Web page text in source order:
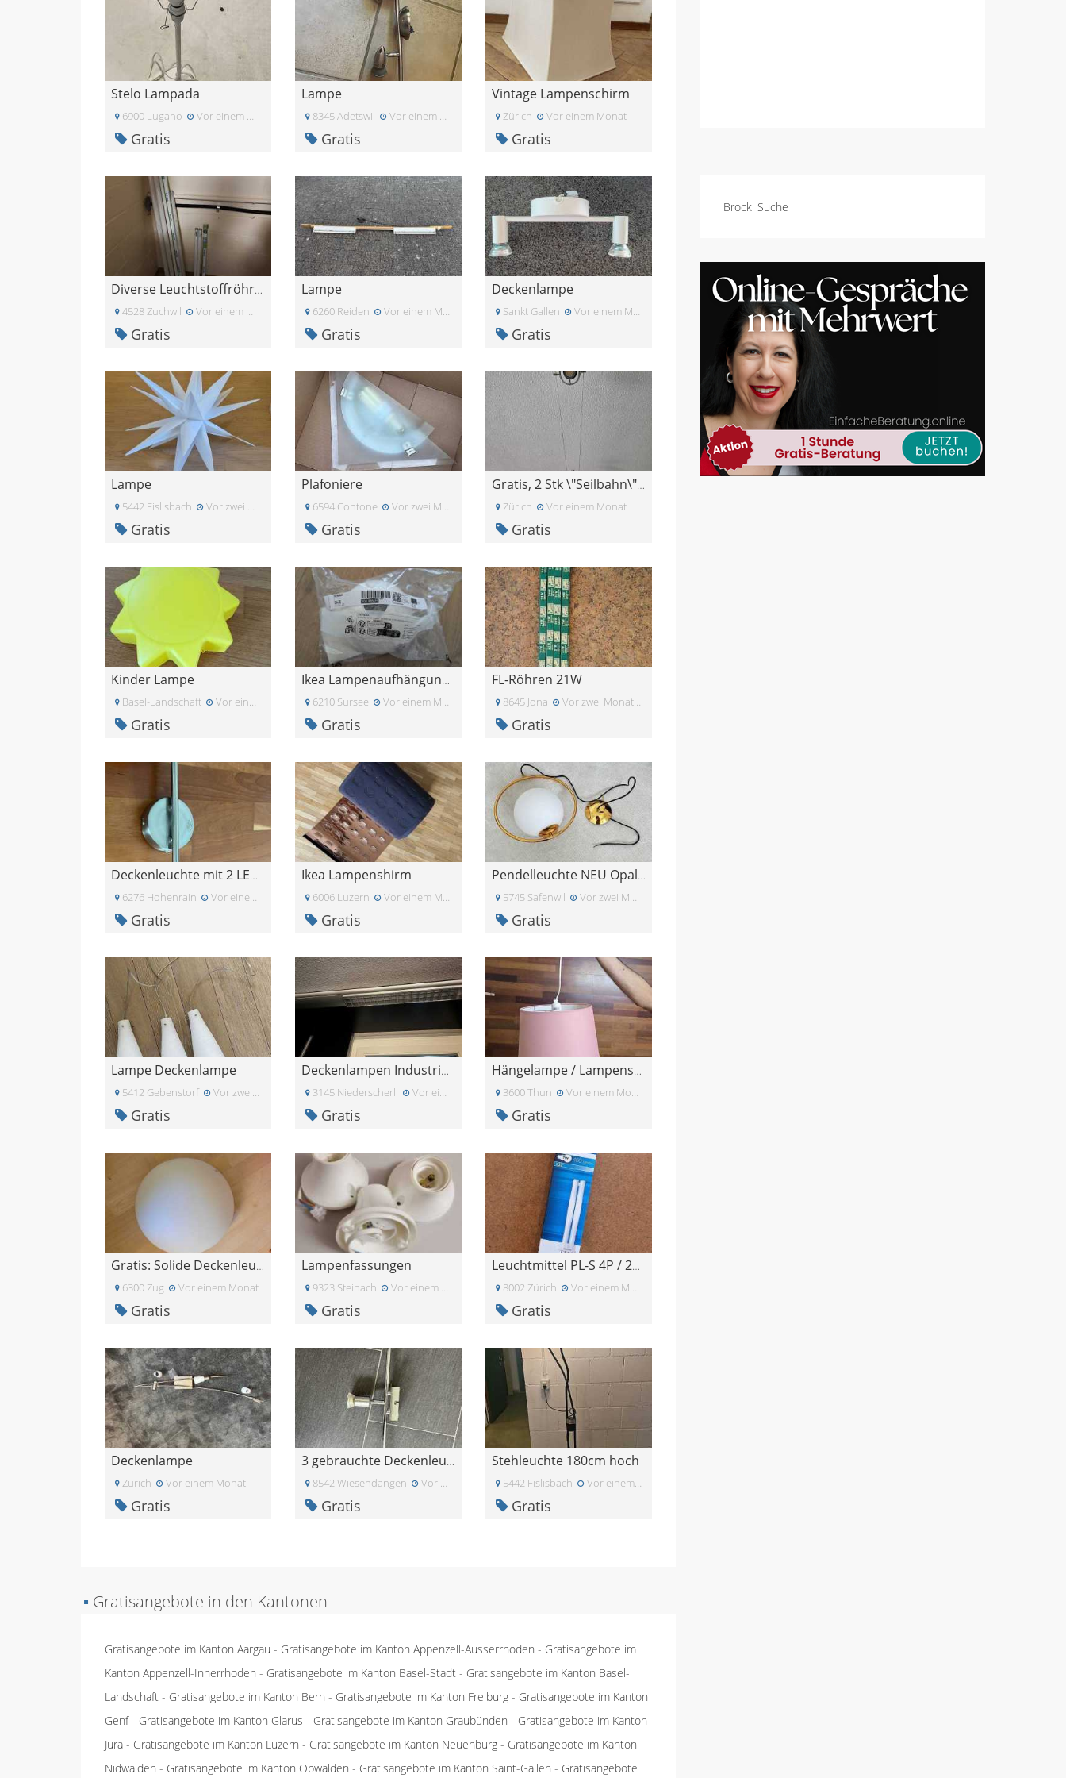
Brocki Suche
Stelo Lampada
6900 Lugano Vor einem Monat
Gratis
Lampe
8345 Adetswil Vor einem Monat
Gratis
Vintage Lampenschirm
Zürich Vor einem Monat
Gratis
Diverse Leuchtstoffröhren
4528 Zuchwil Vor einem Monat
Gratis
Lampe
6260 Reiden Vor einem Monat
Gratis
Deckenlampe
Sankt Gallen Vor einem Monat
Gratis
Lampe
5442 Fislisbach Vor zwei Monaten
Gratis
Plafoniere
6594 Contone Vor zwei Monaten
Gratis
Gratis, 2 Stk \"Seilbahn\" Leuchten
Zürich Vor einem Monat
Gratis
Kinder Lampe
Basel-Landschaft Vor einem Monat
Gratis
Ikea Lampenaufhängung weiss \"Hemma\"
6210 Sursee Vor einem Monat
Gratis
FL-Röhren 21W
8645 Jona Vor zwei Monaten
Gratis
Deckenleuchte mit 2 LED Strahler
6276 Hohenrain Vor einem Monat
Gratis
Ikea Lampenshirm
6006 Luzern Vor einem Monat
Gratis
Pendelleuchte NEU Opalglas Leuchte
5745 Safenwil Vor zwei Monaten
Gratis
Lampe Deckenlampe
5412 Gebenstorf Vor zwei Monaten
Gratis
Deckenlampen Industrielook
3145 Niederscherli Vor einem Monat
Gratis
Hängelampe / Lampenschirm
3600 Thun Vor einem Monat
Gratis
Gratis: Solide Deckenleuchte Made in Germany
6300 Zug Vor einem Monat
Gratis
Lampenfassungen
9323 Steinach Vor einem Monat
Gratis
Leuchtmittel PL-S 4P / 2G7 Sockel
8002 Zürich Vor einem Monat
Gratis
Deckenlampe
Zürich Vor einem Monat
Gratis
3 gebrauchte Deckenleuchten
8542 Wiesendangen Vor zwei Monaten
Gratis
Stehleuchte 180cm hoch
5442 Fislisbach Vor einem Monat
Gratis
▪ Gratisangebote in den Kantonen
Gratisangebote im Kanton Aargau - Gratisangebote im Kanton Appenzell-Ausserrhoden - Gratisangebote im
Kanton Appenzell-Innerrhoden - Gratisangebote im Kanton Basel-Stadt - Gratisangebote im Kanton Basel-
Landschaft - Gratisangebote im Kanton Bern - Gratisangebote im Kanton Freiburg - Gratisangebote im Kanton
Genf- Gratisangebote im Kanton Glarus - Gratisangebote im Kanton Graubünden - Gratisangebote im Kanton
Jura - Gratisangebote im Kanton Luzern - Gratisangebote im Kanton Neuenburg - Gratisangebote im Kanton
Nidwalden - Gratisangebote im Kanton Obwalden - Gratisangebote im Kanton Saint-Gallen - Gratisangebote